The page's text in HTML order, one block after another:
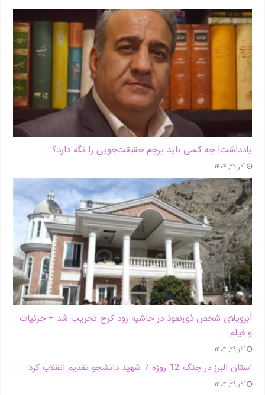
یادداشت| ‌چه کسی باید پرچم حقیقت‌جویی را نگه دارد؟
آذر ۲۹, ۱۴۰۴
اَبَر‌ویلای شخص ذی‌نفوذ در حاشیه‌ رود کرج تخریب شد + جزئیات
و فیلم
آذر ۲۹, ۱۴۰۴
استان البرز در جنگ 12 روزه 7 شهید دانشجو تقدیم انقلاب کرد
آذر ۲۹, ۱۴۰۴